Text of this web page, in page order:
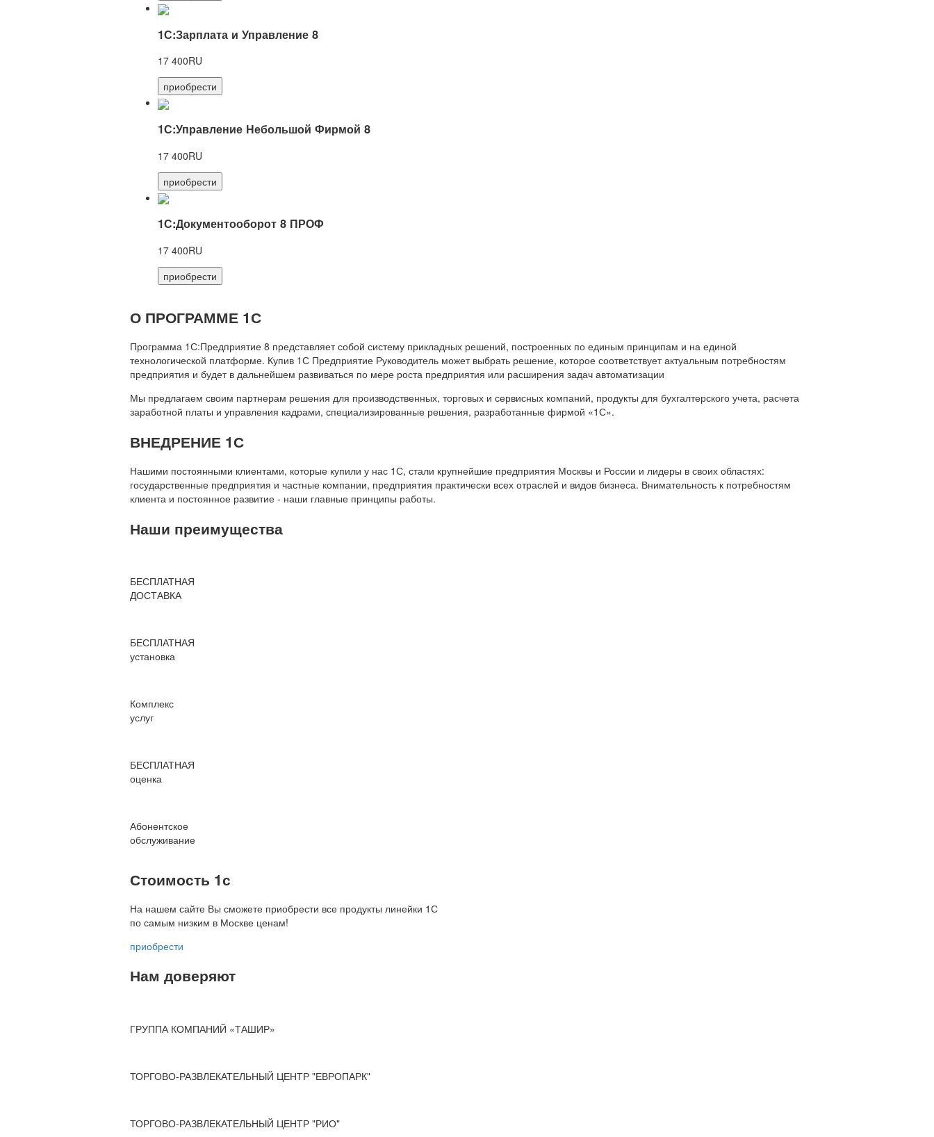
1С:Зарплата и Управление 8
17 400RU
приобрести
1С:Управление Небольшой Фирмой 8
17 400RU
приобрести
1С:Документооборот 8 ПРОФ
17 400RU
приобрести
О ПРОГРАММЕ 1С
Программа 1С:Предприятие 8 представляет собой систему прикладных решений, построенных по единым принципам и на единой
технологической платформе. Купив 1С Предприятие Руководитель может выбрать решение, которое соответствует актуальным потребностям
предприятия и будет в дальнейшем развиваться по мере роста предприятия или расширения задач автоматизации
Мы предлагаем своим партнерам решения для производственных, торговых и сервисных компаний, продукты для бухгалтерского учета, расчета
заработной платы и управления кадрами, специализированные решения, разработанные фирмой «1С».
ВНЕДРЕНИЕ 1С
Нашими постоянными клиентами, которые купили у нас 1С, стали крупнейшие предприятия Москвы и России и лидеры в своих областях:
государственные предприятия и частные компании, предприятия практически всех отраслей и видов бизнеса. Внимательность к потребностям
клиента и постоянное развитие - наши главные принципы работы.
Наши преимущества
БЕСПЛАТНАЯ
ДОСТАВКА
БЕСПЛАТНАЯ
установка
Комплекс
услуг
БЕСПЛАТНАЯ
оценка
Абонентское
обслуживание
Стоимость 1с
На нашем сайте Вы сможете приобрести все продукты линейки 1С
по самым низким в Москве ценам!
приобрести
Нам доверяют
ГРУППА КОМПАНИЙ «ТАШИР»
ТОРГОВО-РАЗВЛЕКАТЕЛЬНЫЙ ЦЕНТР "ЕВРОПАРК"
ТОРГОВО-РАЗВЛЕКАТЕЛЬНЫЙ ЦЕНТР "РИО"